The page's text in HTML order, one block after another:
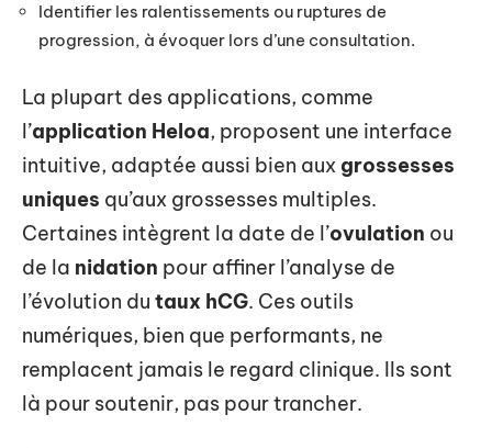
Identifier les ralentissements ou ruptures de
progression, à évoquer lors d’une consultation.
La plupart des applications, comme
l’application Heloa, proposent une interface
intuitive, adaptée aussi bien aux grossesses
uniques qu’aux grossesses multiples.
Certaines intègrent la date de l’ovulation ou
de la nidation pour affiner l’analyse de
l’évolution du taux hCG. Ces outils
numériques, bien que performants, ne
remplacent jamais le regard clinique. Ils sont
là pour soutenir, pas pour trancher.